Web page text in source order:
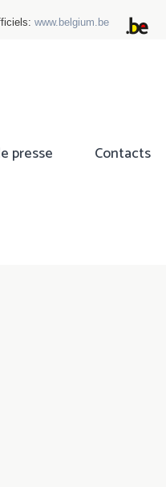
www.belgium.be
presse Contacts